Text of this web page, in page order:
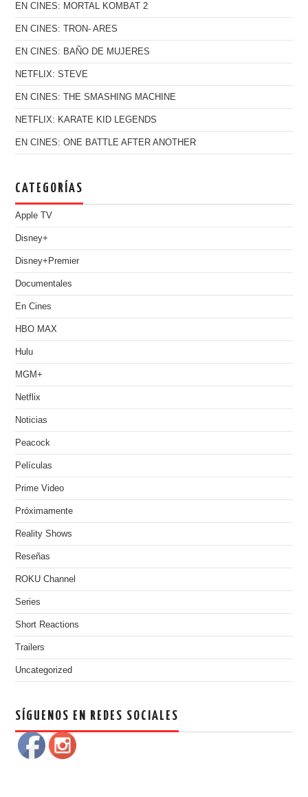
EN CINES: MORTAL KOMBAT 2
EN CINES: TRON- ARES
EN CINES: BAÑO DE MUJERES
NETFLIX: STEVE
EN CINES: THE SMASHING MACHINE
NETFLIX: KARATE KID LEGENDS
EN CINES: ONE BATTLE AFTER ANOTHER
CATEGORÍAS
Apple TV
Disney+
Disney+Premier
Documentales
En Cines
HBO MAX
Hulu
MGM+
Netflix
Noticias
Peacock
Películas
Prime Video
Próximamente
Reality Shows
Reseñas
ROKU Channel
Series
Short Reactions
Trailers
Uncategorized
SÍGUENOS EN REDES SOCIALES